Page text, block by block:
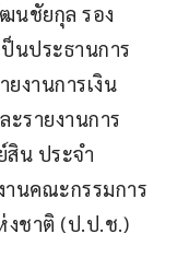
นชัยกุล รอง
นประธานการ
งานการเงิน
ะรายงานการ
สิน ประจำ
นคณะกรรมการ
งชาติ (ป.ป.ช.)